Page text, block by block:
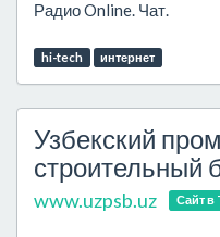
Радио Online. Чат.
hi-tech интернет
Узбекский
строительный
www.uzpsb.uz Сайт в